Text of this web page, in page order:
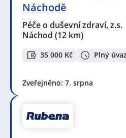
Náchodě
Péče o duševní zdraví, z.s.
Náchod (12 km)
35 000 Kč Plný
Zveřejněno: 7. srpna